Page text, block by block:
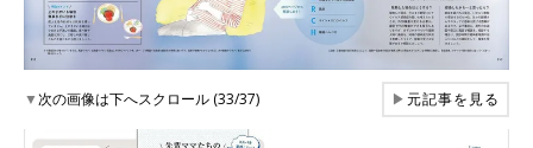
▼次の画像は下へスクロール (33/37) ▶元記事を見る